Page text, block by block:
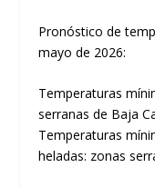
Pronóstico de
mayo de 2026:
Temperaturas
serranas de Baja
Temperaturas
heladas: zonas